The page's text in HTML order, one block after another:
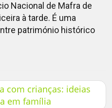
Nacional de Mafra de
à tarde. É uma
património histórico
com crianças: ideias
em família